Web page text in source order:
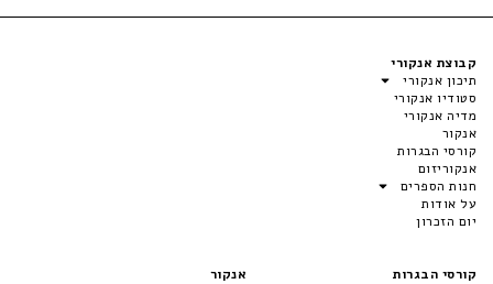
קבוצת אנקורי
תיכון אנקורי
סטודיו אנקורי
מדיה אנקורי
אנקור
קורסי הבגרות
אנקוריזום
חנות הספרים
על אודות
יום הזכרון
קורסי הבגרות
אנקור